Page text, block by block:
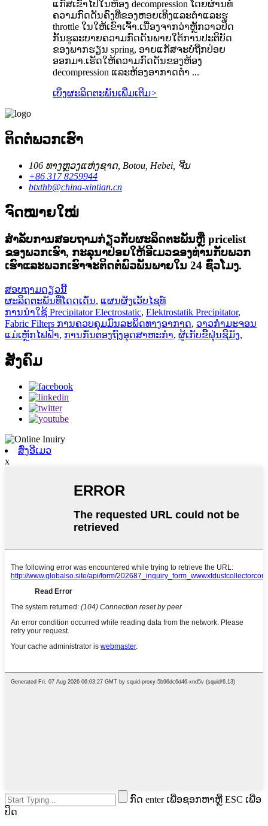
ແກັສເຂົ້າໄປໃນຫ້ອງ decompression ໂດຍຜ່ານທໍ່
ຄວາມກົດດັນຄົງທີ່ຂອງຫອຍເທິງແລະຕ່ໍາແລະຮູ
throttle ໃນໃຫ້ເຂົາເຈົ້າ.ເນື່ອງຈາກວ່າຫຼັກວາວປິດ
ກັ້ນຮູລະບາຍຄວາມກົດດັນພາຍໃຕ້ການປະຕິບັດ
ຂອງພາກຮຽນ spring, ອາຍແກັສຈະບໍ່ຖືກປ່ອຍ
ອອກມາ.ເຮັດໃຫ້ຄວາມກົດດັນຂອງຫ້ອງ
decompression ແລະຫ້ອງອາກາດຕ່ໍາ ...
ເບິ່ງຜະລິດຕະພັນເພີ່ມເຕີມ>
ຕິດ​ຕໍ່​ພວກ​ເຮົາ
106 ທາງຫຼວງແຫ່ງຊາດ, Botou, Hebei, ຈີນ
+86 317 8259944
btxthb@china-xintian.cn
ຈົດໝາຍໃໝ່
ສໍາ​ລັບ​ການ​ສອບ​ຖາມ​ກ່ຽວ​ກັບ​ຜະ​ລິດ​ຕະ​ພັນ​ຫຼື pricelist
ຂອງ​ພວກ​ເຮົາ​, ກະ​ລຸ​ນາ​ປ່ອຍ​ໃຫ້​ອີ​ເມວ​ຂອງ​ທ່ານ​ກັບ​ພວກ​
ເຮົາ​ແລະ​ພວກ​ເຮົາ​ຈະ​ຕິດ​ຕໍ່​ພົວ​ພັນ​ພາຍ​ໃນ 24 ຊົ່ວ​ໂມງ​.
ສອບຖາມດຽວນີ້
ຜະລິດຕະພັນທີ່ໂດດເດັ່ນ, ແຜນຜັງເວັບໄຊທ໌
ການນໍາໃຊ້ Precipitator Electrostatic, Elektrostatik Precipitator,
Fabric Filters ການຄວບຄຸມມົນລະພິດທາງອາກາດ, ວາວກຳມະຈອນ
ແມ່ເຫຼັກໄຟຟ້າ, ການກັ່ນຕອງຖົງອຸດສາຫະກໍາ, ຜູ້ເກັບຂີ້ຝຸ່ນຊີມັງ,
ສັງຄົມ
ສົ່ງອີເມວ
x
ກົດ enter ເພື່ອຊອກຫາຫຼື ESC ເພື່ອ
ປິດ